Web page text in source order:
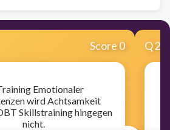
Score 0
Emotionaler
wird Achtsamkeit
Skillstraining hingegen
nicht.
Q2